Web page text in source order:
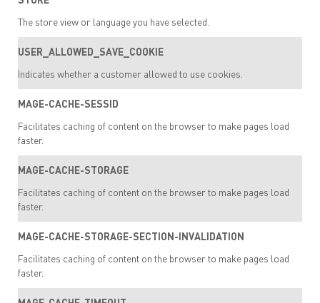
The store view or language you have selected.
USER_ALLOWED_SAVE_COOKIE
Indicates whether a customer allowed to use cookies.
MAGE-CACHE-SESSID
Facilitates caching of content on the browser to make pages load
faster.
MAGE-CACHE-STORAGE
Facilitates caching of content on the browser to make pages load
faster.
MAGE-CACHE-STORAGE-SECTION-INVALIDATION
Facilitates caching of content on the browser to make pages load
faster.